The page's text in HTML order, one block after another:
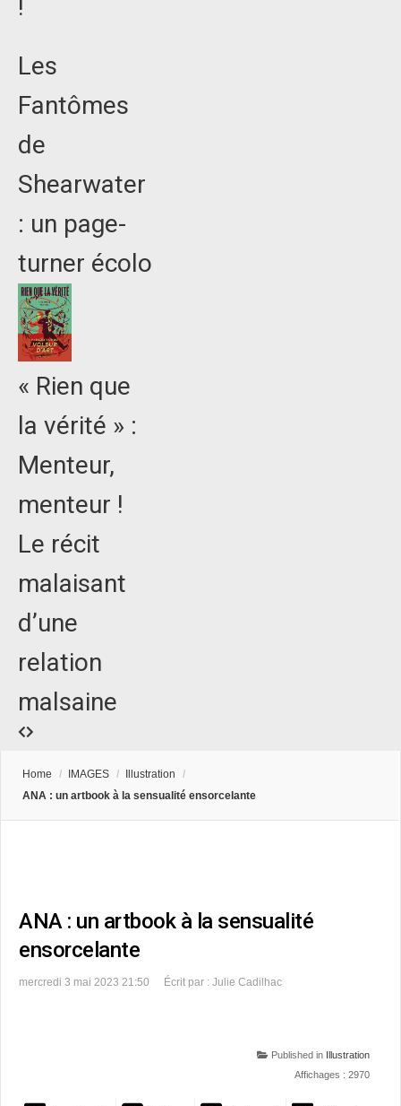
!
Les
Fantômes
de
Shearwater
: un page-
turner écolo
« Rien que
la vérité » :
Menteur,
menteur !
Le récit
malaisant
d’une
relation
malsaine
Home / IMAGES / Illustration
/
ANA : un artbook à la sensualité ensorcelante
ANA : un artbook à la sensualité
ensorcelante
mercredi 3 mai 2023 21:50 Écrit par : Julie Cadilhac
Published in
Illustration
Affichages : 2970